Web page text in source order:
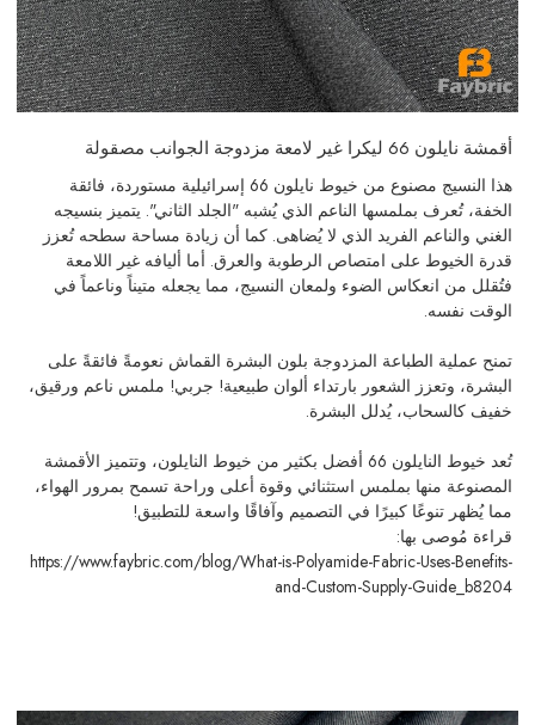
أقمشة نايلون 66 ليكرا غير لامعة مزدوجة الجوانب مصقولة
هذا النسيج مصنوع من خيوط نايلون 66 إسرائيلية مستوردة، فائقة
الخفة، تُعرف بملمسها الناعم الذي يُشبه "الجلد الثاني". يتميز بنسيجه
الغني والناعم الفريد الذي لا يُضاهى. كما أن زيادة مساحة سطحه تُعزز
قدرة الخيوط على امتصاص الرطوبة والعرق. أما أليافه غير اللامعة
فتُقلل من انعكاس الضوء ولمعان النسيج، مما يجعله متيناً وناعماً في
الوقت نفسه.
تمنح عملية الطباعة المزدوجة بلون البشرة القماش نعومةً فائقةً على
البشرة، وتعزز الشعور بارتداء ألوان طبيعية! جربي! ملمس ناعم ورقيق،
خفيف كالسحاب، يُدلل البشرة.
تُعد خيوط النايلون 66 أفضل بكثير من خيوط النايلون، وتتميز الأقمشة
المصنوعة منها بملمس استثنائي وقوة أعلى وراحة تسمح بمرور الهواء،
مما يُظهر تنوعًا كبيرًا في التصميم وآفاقًا واسعة للتطبيق!
قراءة مُوصى بها:
https://www.faybric.com/blog/What-is-Polyamide-Fabric-Uses-Benefits-
and-Custom-Supply-Guide_b8204